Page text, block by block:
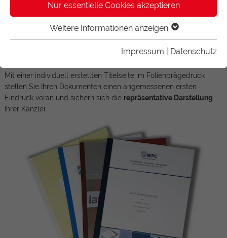
Nur essentielle Cookies akzeptieren
Weitere Informationen anzeigen
Impressum Datenschutz
Rechtsanwälte & Notare
Gebundene Urkunden und Verträge überzeugen auf den ersten
- mit Fastback. Denn
Fastback Bindungen halten dauerhaft zusammen, was in ihnen
Mit einer individuell erstellten Titelseite im Folienprägedruck
stellen Sie Ihren Dokumenten einen angemessenen ersten
Eindruck voran und sichern sich die repräsentative Darstellung
Ihrer Kanzlei .